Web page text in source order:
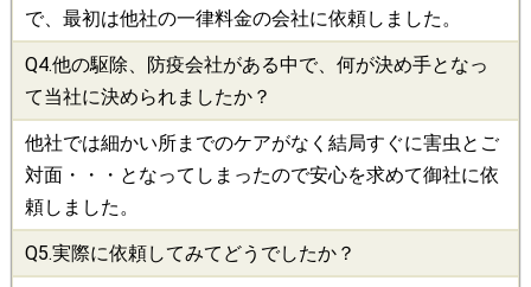
で、最初は他社の一律料金の会社に依頼しました。
Q4.他の駆除、 防疫会社がある中で、何が決め手となっ
て当社に決められましたか？
他社では細かい所までのケアがなく結局すぐに害虫とご
対面・・・となってしまったので安心を求めて御社に依
頼しました。
Q5.実際に依頼してみてどうでしたか？